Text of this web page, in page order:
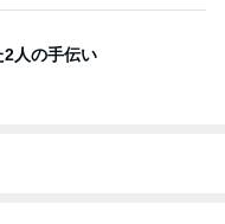
人の手伝い